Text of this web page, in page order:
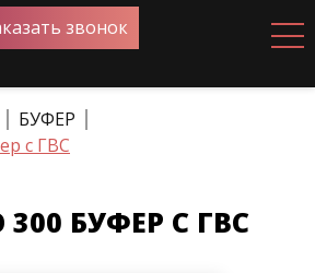
звонок
БУФЕР
с ГВС
300 БУФЕР С ГВС